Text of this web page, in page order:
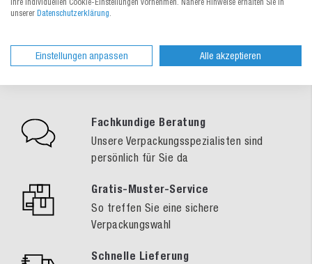
Fachkundige Beratung
Unsere Verpackungsspezialisten sind
persönlich für Sie da
Gratis-Muster-Service
So treffen Sie eine sichere
Verpackungswahl
Schnelle Lieferung
Ihre individuellen Cookie-Einstellungen vornehmen. Nähere Hinweise erhalten Sie in
unserer Datenschutzerklärung.
Einstellungen anpassen Alle akzeptieren